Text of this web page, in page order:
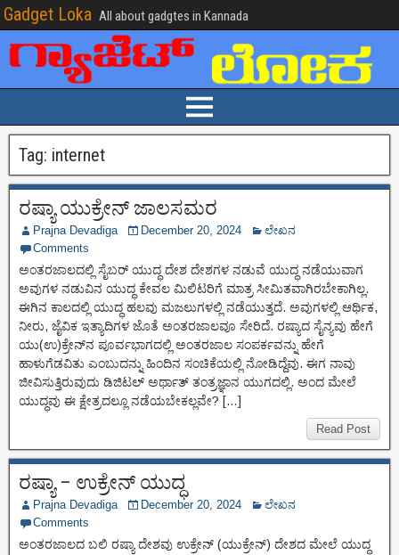
Gadget Loka All about gadgtes in Kannada
Tag: internet
ರಷ್ಯಾ ಯುಕ್ರೇನ್ ಜಾಲಸಮರ
Prajna Devadiga December 20, 2024
ಲೇಖನ
Comments
ಅಂತರಜಾಲದಲ್ಲಿ ಸೈಬರ್ ಯುದ್ಧ ದೇಶ ದೇಶಗಳ ನಡುವೆ ಯುದ್ಧ ನಡೆಯುವಾಗ
ಅವುಗಳ ನಡುವಿನ ಯುದ್ಧ ಕೇವಲ ಮಿಲಿಟರಿಗೆ ಮಾತ್ರ ಸೀಮಿತವಾಗಿರಬೇಕಾಗಿಲ್ಲ.
ಈಗಿನ ಕಾಲದಲ್ಲಿ ಯುದ್ಧ ಹಲವು ಮಜಲುಗಳಲ್ಲಿ ನಡೆಯುತ್ತದೆ. ಅವುಗಳಲ್ಲಿ ಆರ್ಥಿಕ,
ನೀರು, ಜೈವಿಕ ಇತ್ಯಾದಿಗಳ ಜೊತೆ ಅಂತರಜಾಲವೂ ಸೇರಿದೆ. ರಷ್ಯಾದ ಸೈನ್ಯವು ಹೇಗೆ
ಯು(ಉ)ಕ್ರೇನ್‌ನ ಪೂರ್ವಭಾಗದಲ್ಲಿ ಅಂತರಜಾಲ ಸಂಪರ್ಕವನ್ನು ಹೇಗೆ
ಹಾಳುಗೆಡವಿತು ಎಂಬುದನ್ನು ಹಿಂದಿನ ಸಂಚಿಕೆಯಲ್ಲಿ ನೋಡಿದ್ದೆವು. ಈಗ ನಾವು
ಜೀವಿಸುತ್ತಿರುವುದು ಡಿಜಿಟಲ್ ಅರ್ಥಾತ್ ತಂತ್ರಜ್ಞಾನ ಯುಗದಲ್ಲಿ. ಅಂದ ಮೇಲೆ
ಯುದ್ಧವು ಈ ಕ್ಷೇತ್ರದಲ್ಲೂ ನಡೆಯಬೇಕಲ್ಲವೇ? […]
Read Post
ರಷ್ಯಾ – ಉಕ್ರೇನ್ ಯುದ್ಧ
Prajna Devadiga December 20, 2024
ಲೇಖನ
Comments
ಅಂತರಜಾಲದ ಬಲಿ ರಷ್ಯಾ ದೇಶವು ಉಕ್ರೇನ್ (ಯುಕ್ರೇನ್) ದೇಶದ ಮೇಲೆ ಯುದ್ಧ